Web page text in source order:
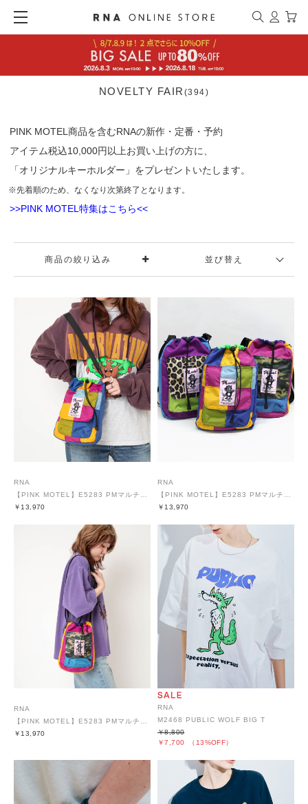
NOVELTY FAIR (394)
PINK MOTEL商品を含むRNAの新作・定番・予約
アイテム税込10,000円以上お買い上げの方に、
「オリジナルキーホルダー」をプレゼントいたします。
※先着順のため、なくなり次第終了となります。
>>PINK MOTEL特集はこちら<<
商品の絞り込み 並び替え
RNA
￥13,970
RNA
￥13,970
RNA
【PINK MOTEL】E5283 PMマルチカラーショルダーバッグ
￥13,970
RNA
M2468 PUBLIC WOLF BIG T
￥7,700 （13%OFF）
￥8,800